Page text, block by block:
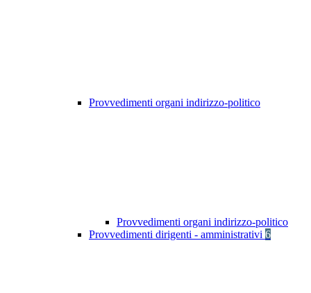
Provvedimenti organi indirizzo-politico
Provvedimenti organi indirizzo-politico
Provvedimenti dirigenti - amministrativi 6